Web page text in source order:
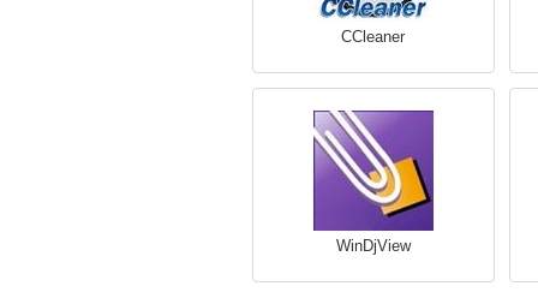
CCleaner
WinDjView